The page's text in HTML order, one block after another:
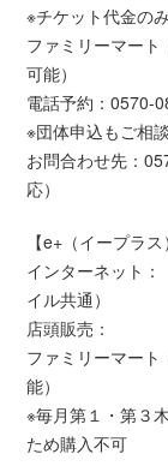
※チケット代金の
ファミリーマー
可能）
電話予約：0570-
※団体申込もご相
お問合わせ先：
応）
【e+（イープラス
インターネット：
イル共通）
店頭販売：
ファミリーマー
能）
※毎月第１・第３
ため購入不可